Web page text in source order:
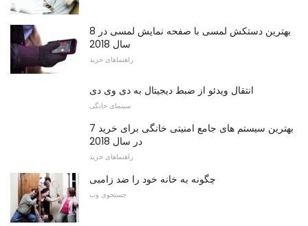
8 بهترین دستکش لمسی با صفحه نمایش لمسی در
سال 2018
راهنماهای خرید
انتقال ویدئو از ضبط دیجیتال به دی وی دی
سینمای خانگی
7 بهترین سیستم های جامع امنیتی خانگی برای خرید
در سال 2018
راهنماهای خرید
چگونه به خانه خود را ضد زامبی
جستجوی وب